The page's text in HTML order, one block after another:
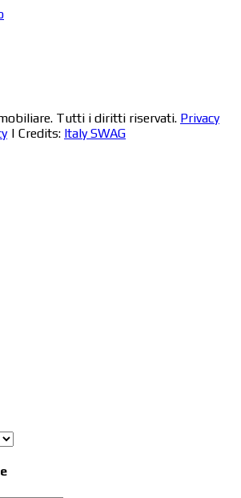
Tutti i diritti riservati. Privacy
| Credits: Italy SWAG